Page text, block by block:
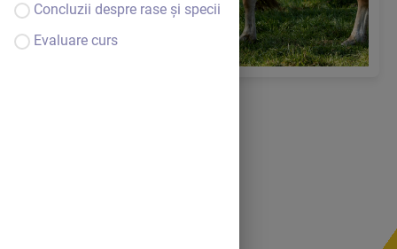
Concluzii despre rase și specii
Evaluare curs